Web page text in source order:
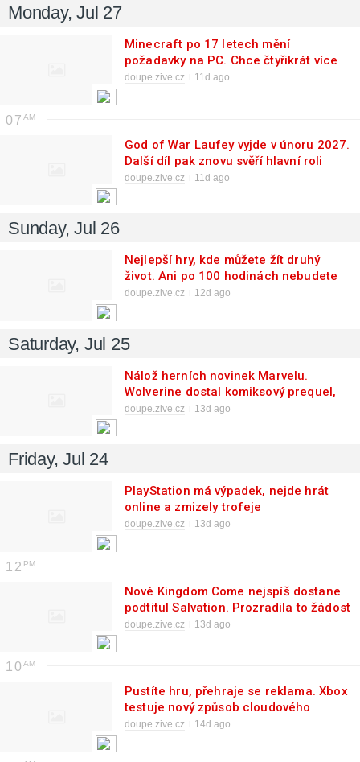
Monday, Jul 27
Minecraft po 17 letech mění
požadavky na PC. Chce čtyřikrát více
RAM
doupe.zive.cz 11d ago
07
God of War Laufey vyjde v únoru 2027.
Další díl pak znovu svěří hlavní roli
Kratovi
doupe.zive.cz 11d ago
Sunday, Jul 26
Nejlepší hry, kde můžete žít druhý
život. Ani po 100 hodinách nebudete
mít dost
doupe.zive.cz 12d ago
Saturday, Jul 25
Nálož herních novinek Marvelu.
Wolverine dostal komiksový prequel,
Tokon posílí Phoenix Cyclops
doupe.zive.cz 13d ago
Friday, Jul 24
PlayStation má výpadek, nejde hrát
online a zmizely trofeje
doupe.zive.cz 13d ago
12
Nové Kingdom Come nejspíš dostane
podtitul Salvation. Prozradila to žádost
o ochrannou známku
doupe.zive.cz 13d ago
10
Pustíte hru, přehraje se reklama. Xbox
testuje nový způsob cloudového
hraní
doupe.zive.cz 14d ago